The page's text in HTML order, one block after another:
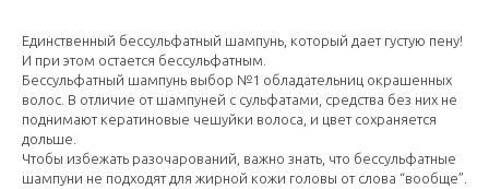
Единственный бессульфатный шампунь, который дает густую пену!
И при этом остается бессульфатным.
Бессульфатный шампунь выбор №1 обладательниц окрашенных
волос. В отличие от шампуней с сульфатами, средства без них не
поднимают кератиновые чешуйки волоса, и цвет сохраняется
дольше.
Чтобы избежать разочарований, важно знать, что бессульфатные
шампуни не подходят для жирной кожи головы от слова “вообще”.